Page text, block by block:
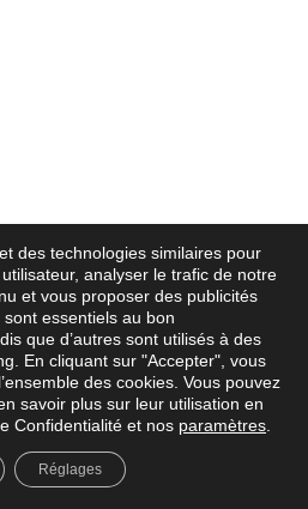
des technologies similaires pour
analyser le trafic de notre
et vous proposer des publicités
essentiels au bon
que d’autres sont utilisés à des
En cliquant sur "Accepter", vous
des cookies. Vous pouvez
savoir plus sur leur utilisation en
Confidentialité et nos paramètres
Réglages